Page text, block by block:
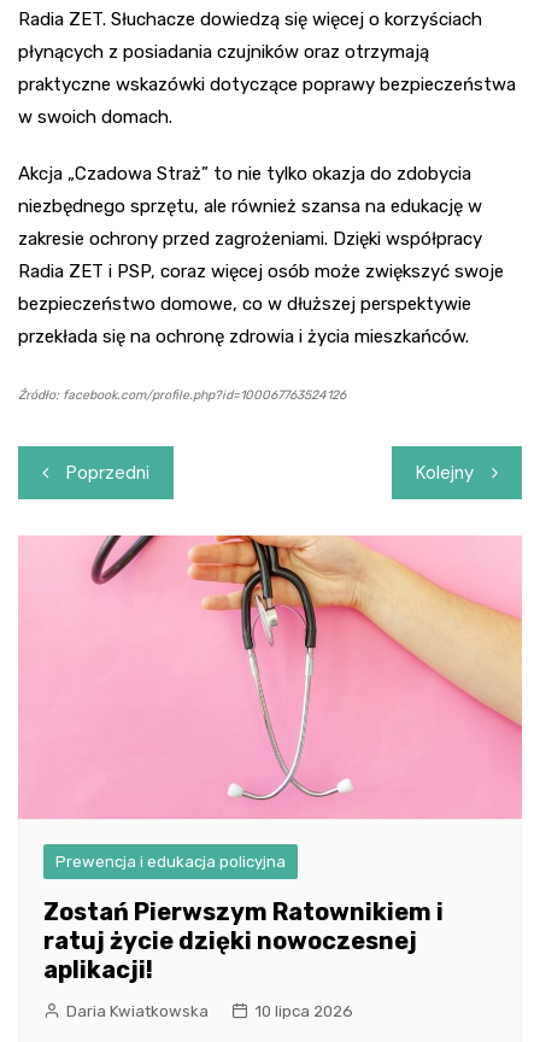
Radia ZET. Słuchacze dowiedzą się więcej o korzyściach
płynących z posiadania czujników oraz otrzymają
praktyczne wskazówki dotyczące poprawy bezpieczeństwa
w swoich domach.
Akcja „Czadowa Straż” to nie tylko okazja do zdobycia
niezbędnego sprzętu, ale również szansa na edukację w
zakresie ochrony przed zagrożeniami. Dzięki współpracy
Radia ZET i PSP, coraz więcej osób może zwiększyć swoje
bezpieczeństwo domowe, co w dłuższej perspektywie
przekłada się na ochronę zdrowia i życia mieszkańców.
Źródło: facebook.com/profile.php?id=100067763524126
Nawigacja
wpisu
Poprzedni Kolejny
Prewencja i edukacja policyjna
Zostań Pierwszym Ratownikiem i
ratuj życie dzięki nowoczesnej
aplikacji!
Daria Kwiatkowska 10 lipca 2026